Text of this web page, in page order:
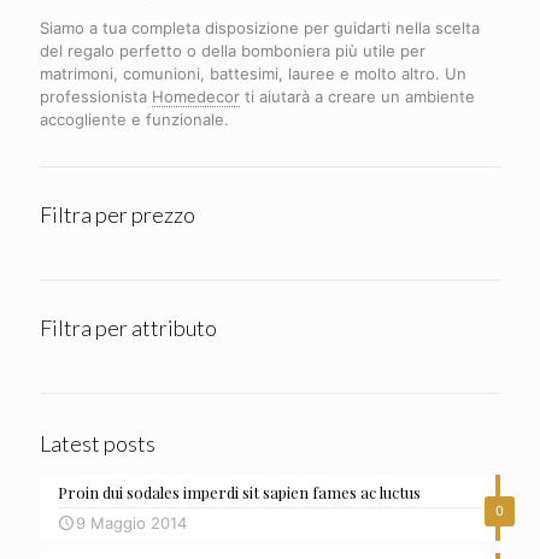
Siamo a tua completa disposizione per guidarti nella scelta
del regalo perfetto o della bomboniera più utile per
matrimoni, comunioni, battesimi, lauree e molto altro. Un
professionista Homedecor ti aiutarà a creare un ambiente
accogliente e funzionale.
Filtra per prezzo
Filtra per attributo
Latest posts
0
Proin dui sodales imperdi sit sapien fames ac luctus
9 Maggio 2014